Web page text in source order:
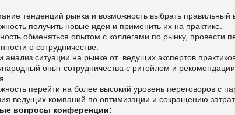
тенденций рынка и возможность выбрать правильный
получить новые идеи и применить их на практике.
обменяться опытом с коллегами по рынку, провести
о сотрудничестве.
ситуации на рынке от ведущих экспертов
опыт сотрудничества с ритейлом и
перейти на более высокий уровень переговоров с
ведущих компаний по оптимизации и сокращению затрат.
вопросы конференции: